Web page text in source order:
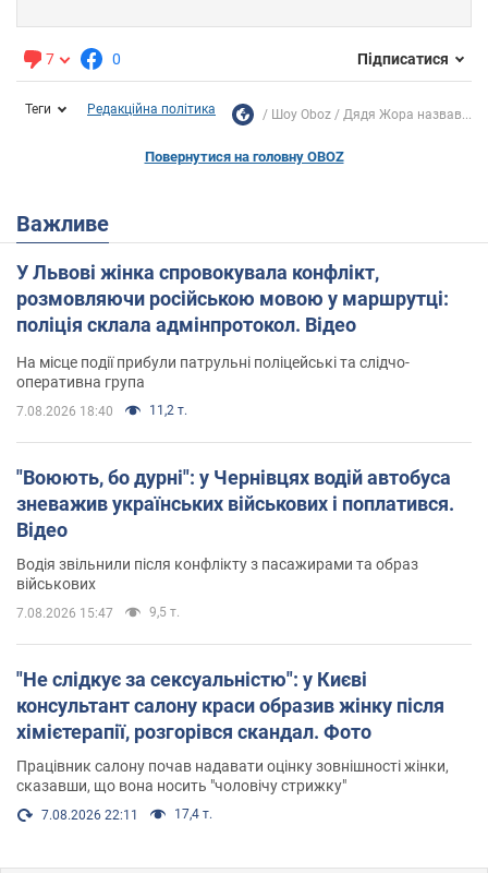
7 0 Підписатися
Теги Редакційна політика Шоу Oboz Дядя Жора назвав...
Повернутися на головну OBOZ
Важливе
У Львові жінка спровокувала конфлікт,
розмовляючи російською мовою у маршрутці:
поліція склала адмінпротокол. Відео
На місце події прибули патрульні поліцейські та слідчо-
оперативна група
7.08.2026 18:40 11,2 т.
"Воюють, бо дурні": у Чернівцях водій автобуса
зневажив українських військових і поплатився.
Відео
Водія звільнили після конфлікту з пасажирами та образ
військових
7.08.2026 15:47 9,5 т.
"Не слідкує за сексуальністю": у Києві
консультант салону краси образив жінку після
хімієтерапії, розгорівся скандал. Фото
Працівник салону почав надавати оцінку зовнішності жінки,
сказавши, що вона носить "чоловічу стрижку"
7.08.2026 22:11 17,4 т.